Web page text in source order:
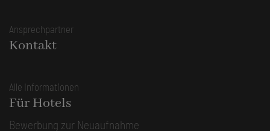
Ansprechpartner
Kontakt
Alle Informationen
Für Hotels
Bewerbung zur Neuaufnahme